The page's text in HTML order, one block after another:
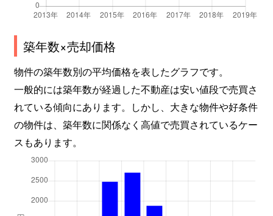
築年数×売却価格
物件の築年数別の平均価格を表したグラフです。
一般的には築年数が経過した不動産は安い値段で売買さ
れている傾向にあります。しかし、大きな物件や好条件
の物件は、築年数に関係なく高値で売買されているケー
スもあります。